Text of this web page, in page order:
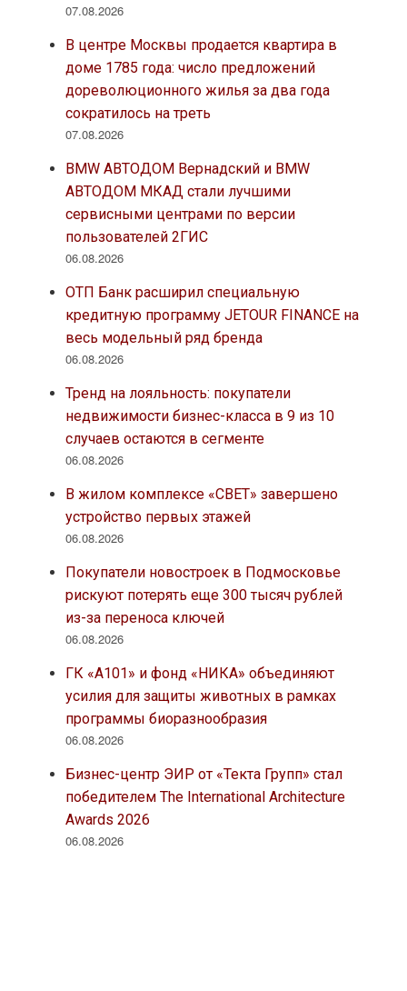
07.08.2026
В центре Москвы продается квартира в
доме 1785 года: число предложений
дореволюционного жилья за два года
сократилось на треть
07.08.2026
BMW АВТОДОМ Вернадский и BMW
АВТОДОМ МКАД стали лучшими
сервисными центрами по версии
пользователей 2ГИС
06.08.2026
ОТП Банк расширил специальную
кредитную программу JETOUR FINANCE на
весь модельный ряд бренда
06.08.2026
Тренд на лояльность: покупатели
недвижимости бизнес-класса в 9 из 10
случаев остаются в сегменте
06.08.2026
В жилом комплексе «СВЕТ» завершено
устройство первых этажей
06.08.2026
Покупатели новостроек в Подмосковье
рискуют потерять еще 300 тысяч рублей
из-за переноса ключей
06.08.2026
ГК «А101» и фонд «НИКА» объединяют
усилия для защиты животных в рамках
программы биоразнообразия
06.08.2026
Бизнес-центр ЭИР от «Текта Групп» стал
победителем The International Architecture
Awards 2026
06.08.2026